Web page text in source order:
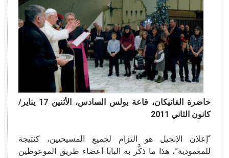
حاضرة الفاتيكان، قاعة بولس السادس، الأثنين 17 يناير/
كانون الثاني 2011
“إعلان الإنجيل هو التزام لجميع المسيحيين، كنتيجة
للمعمودية”، هذا ما ذكَّر به البابا أعضاء طريق الموعوظين